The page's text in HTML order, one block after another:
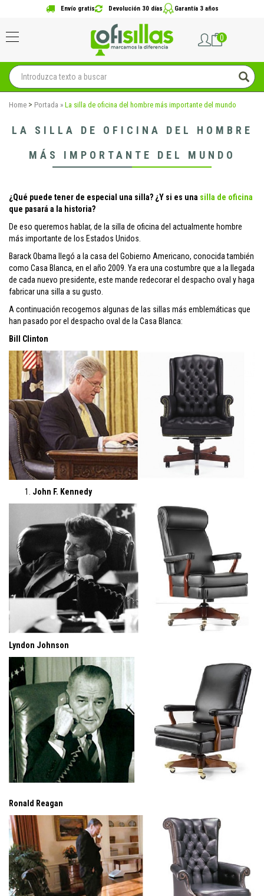
Envío gratis Devolución 30 días Garantía 3 años
0
Home > Portada » La silla de oficina del hombre más importante del mundo
LA SILLA DE OFICINA DEL HOMBRE
MÁS IMPORTANTE DEL MUNDO
¿Qué puede tener de especial una silla? ¿Y si es una silla de oficina
que pasará a la historia?
De eso queremos hablar, de la silla de oficina del actualmente hombre
más importante de los Estados Unidos.
Barack Obama llegó a la casa del Gobierno Americano, conocida también
como Casa Blanca, en el año 2009. Ya era una costumbre que a la llegada
de cada nuevo presidente, este mande redecorar el despacho oval y haga
fabricar una silla a su gusto.
A continuación recogemos algunas de las sillas más emblemáticas que
han pasado por el despacho oval de la Casa Blanca:
Bill Clinton
John F. Kennedy
Lyndon Johnson
Ronald Reagan